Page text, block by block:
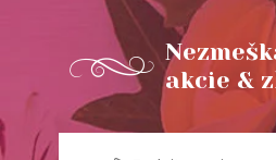
akcie &